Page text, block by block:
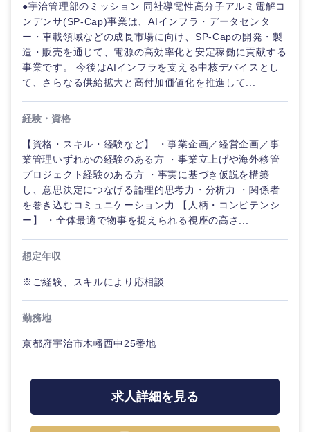
専門職
技術職
（IT）、
Webサー
作、ゲー
ム
技術職
（モノづ
くり）
金融専門
メディカ
門職
メディカル
不動産専門職
建設・施工管理
事務職
その他
WEBサービス
コンサル・シンクタンク
広告・宣伝・印刷
マスメディア
エンターテイメント
法律・特許事務所・監査法人
人材・アウトソーシング
茨城県
千葉県 東京都
●宇治管理部のミッション 同社導電性高分子アルミ電解コ
ンデンサ(SP-Cap)事業は、AIインフラ・データセンタ
ー・車載領域などの成長市場に向け、SP-Capの開発・製
造・販売を通じて、電源の高効率化と安定稼働に貢献する
事業です。 今後はAIインフラを支える中核デバイスとし
て、さらなる供給拡大と高付加価値化を推進して...
経験・資格
【資格・スキル・経験など】 ・事業企画／経営企画／事
業管理いずれかの経験のある方 ・事業立上げや海外移管
プロジェクト経験のある方 ・事実に基づき仮説を構築
し、意思決定につなげる論理的思考力・分析力 ・関係者
を巻き込むコミュニケーション力 【人柄・コンピテンシ
ー】 ・全体最適で物事を捉えられる視座の高さ...
想定年収
※ご経験、スキルにより応相談
勤務地
京都府宇治市木幡西中25番地
求人詳細を見る